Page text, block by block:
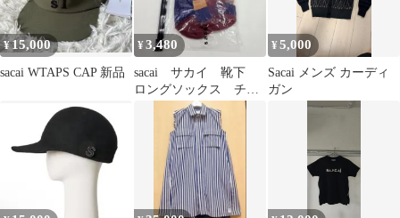
¥15,000
sacai WTAPS CAP 新品
¥3,480
sacai サカイ 靴下
ロングソックス チェ
¥5,000
Sacai メンズ カーディ
ガン